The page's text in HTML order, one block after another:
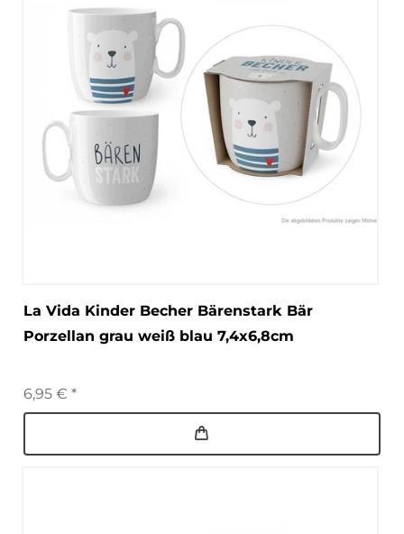
La Vida Kinder Becher Bärenstark Bär
Porzellan grau weiß blau 7,4x6,8cm
6,95 € *